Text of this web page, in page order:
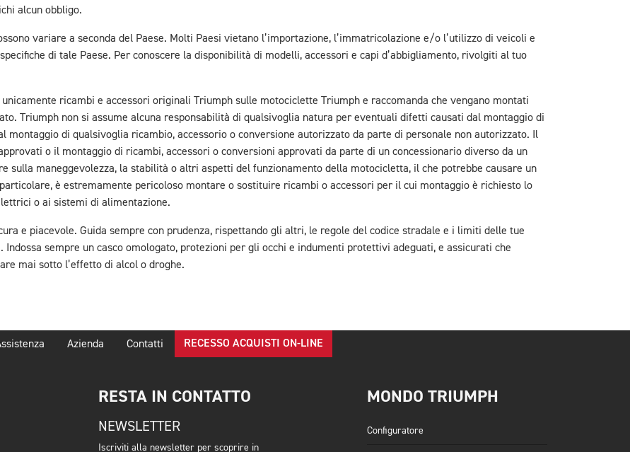
alcun obbligo.
variare a seconda del Paese. Molti Paesi vietano l’importazione, l’immatricolazione e/o l’utilizzo di veicoli e
di tale Paese. Per conoscere la disponibilità di modelli, accessori e capi d’abbigliamento, rivolgiti al tuo
ricambi e accessori originali Triumph sulle motociclette Triumph e raccomanda che vengano montati
Triumph non si assume alcuna responsabilità di qualsivoglia natura per eventuali difetti causati dal montaggio di
montaggio di qualsivoglia ricambio, accessorio o conversione autorizzato da parte di personale non autorizzato. Il
o il montaggio di ricambi, accessori o conversioni approvati da parte di un concessionario diverso da un
sulla maneggevolezza, la stabilità o altri aspetti del funzionamento della motocicletta, il che potrebbe causare un
è estremamente pericoloso montare o sostituire ricambi o accessori per il cui montaggio è richiesto lo
o ai sistemi di alimentazione.
e piacevole. Guida sempre con prudenza, rispettando gli altri, le regole del codice stradale e i limiti delle tue
sempre un casco omologato, protezioni per gli occhi e indumenti protettivi adeguati, e assicurati che
mai sotto l’effetto di alcol o droghe.
Azienda Contatti RECESSO ACQUISTI ON-LINE
RESTA IN CONTATTO
NEWSLETTER
Iscriviti alla newsletter per scoprire in
MONDO TRIUMPH
Configuratore